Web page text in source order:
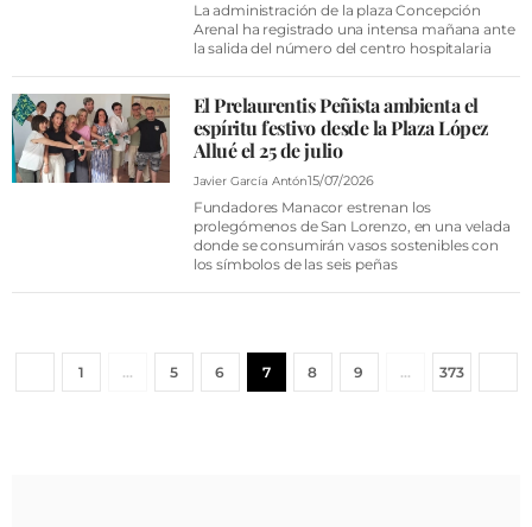
La administración de la plaza Concepción
Arenal ha registrado una intensa mañana ante
la salida del número del centro hospitalaria
El Prelaurentis Peñista ambienta el
espíritu festivo desde la Plaza López
Allué el 25 de julio
Javier García Antón15/07/2026
Fundadores Manacor estrenan los
prolegómenos de San Lorenzo, en una velada
donde se consumirán vasos sostenibles con
los símbolos de las seis peñas
1 … 5 6 7 8 9 … 373